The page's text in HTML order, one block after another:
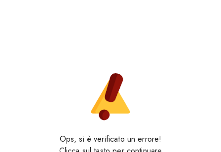
Ops, si è verificato un errore!